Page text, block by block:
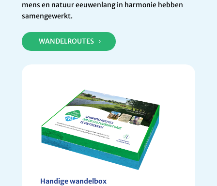
mens en natuur eeuwenlang in harmonie hebben
samengewerkt.
WANDELROUTES
Handige wandelbox